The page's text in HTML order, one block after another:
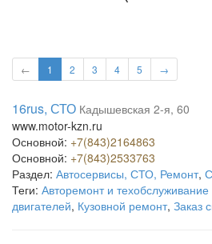
← 1 2 3 4 5 →
16rus, СТО Кадышевская 2-я, 60
www.motor-kzn.ru
Основной: +7(843)2164863
Основной: +7(843)2533763
Раздел: Автосервисы, СТО, Ремонт,
Теги: Авторемонт и
двигателей, Кузовной ремонт, Заказ